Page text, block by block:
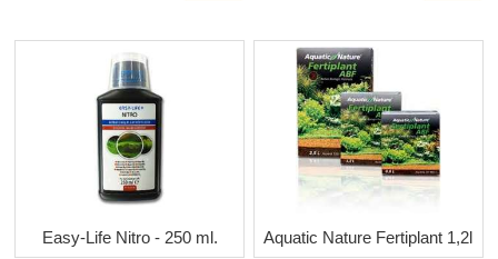
Easy-Life Nitro - 250 ml. Aquatic Nature Fertiplant 1,2l